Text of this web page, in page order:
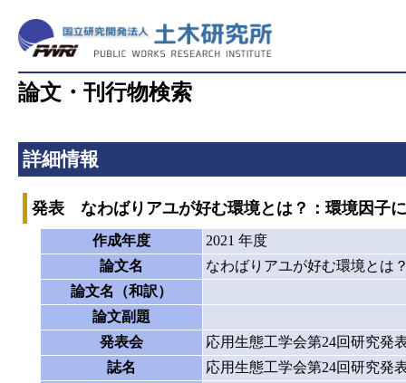
論文・刊行物検索
詳細情報
発表 なわばりアユが好む環境とは？：環境因子
作成年度
2021 年度
論文名
なわばりアユが好む環境とは
論文名（和訳）
論文副題
発表会
応用生態工学会第24回研究発
誌名
応用生態工学会第24回研究発